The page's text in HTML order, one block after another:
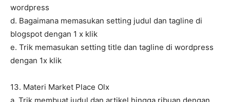
wordpress
d. Bagaimana memasukan setting judul dan tagline di
blogspot dengan 1 x klik
e. Trik memasukan setting title dan tagline di wordpress
dengan 1x klik
13. Materi Market Place Olx